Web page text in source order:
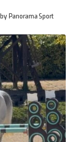
by Panorama Sport